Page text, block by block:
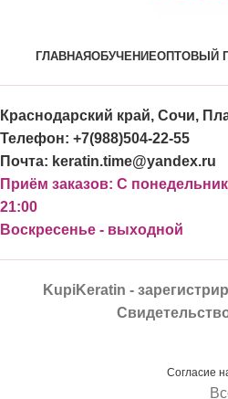
ГЛАВНАЯОБУЧЕНИЕОПТОВЫЙ
Краснодарский край, Сочи,
Телефон: +7(988)504-22-55
Почта: keratin.time@yandex.ru
Приём заказов: С
21:00
Воскресенье - выходной
KupiKeratin -
Согласие